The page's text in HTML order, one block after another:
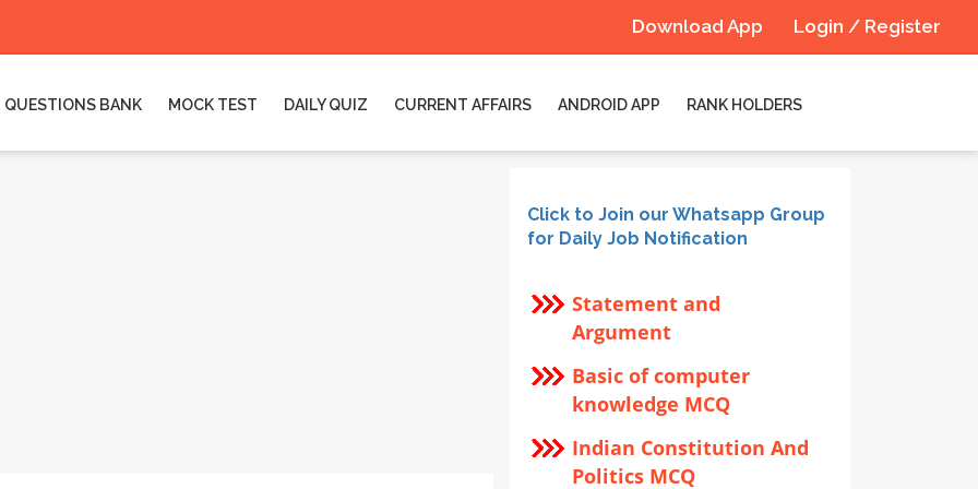
Login / Register
Download App
QUESTIONS BANK MOCK TEST DAILY QUIZ CURRENT AFFAIRS ANDROID APP RANK HOLDERS
Click to Join our Whatsapp Group
for Daily Job Notification
Statement and
Argument
Basic of computer
knowledge MCQ
Indian Constitution And
Politics MCQ